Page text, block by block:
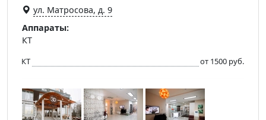
ул. Матросова, д. 9
Аппараты:
КТ
КТ от 1500 руб.